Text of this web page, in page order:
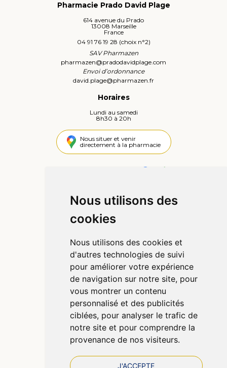
Nous utilisons des
cookies
Nous utilisons des cookies et
d'autres technologies de suivi
pour améliorer votre expérience
de navigation sur notre site, pour
vous montrer un contenu
personnalisé et des publicités
ciblées, pour analyser le trafic de
notre site et pour comprendre la
provenance de nos visiteurs.
J'ACCEPTE
Pharmacie Prado David Plage
614 avenue du Prado
13008 Marseille
France
04 91 76 19 28 (choix n°2)
SAV Pharmazen
pharmazen@pradodavidplage.com
Envoi d’ordonnance
david.plage@pharmazen.fr
Horaires
Lundi au samedi
8h30 à 20h
Nous situer et venir
directement à la pharmacie
Informations
Qui sommes-nous ?
Déclarer un effet indésirable
Mentions légales
CGV
Données personnelles
Cookies
Préférences Cookies